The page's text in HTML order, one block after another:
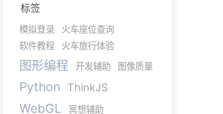
标签
模拟登录
火车座位查询
软件教程
火车旅行体验
图形编程 开发辅助 图像质量
Python ThinkJS
WebGL
冥想辅助